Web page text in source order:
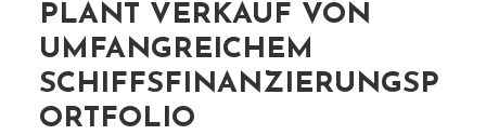
PLANT VERKAUF VON
UMFANGREICHEM
SCHIFFSFINANZIERUNGSP
ORTFOLIO